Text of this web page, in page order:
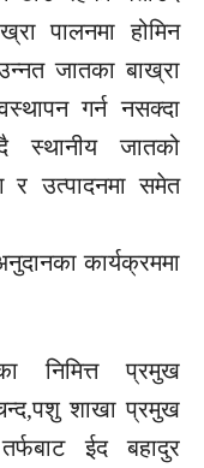
पालनमा होमिन
जातका बाख्रा
गर्न नसक्दा
स्थानीय जातको
र उत्पादनमा समेत
कार्यक्रममा
निमित्त प्रमुख
शाखा प्रमुख
ईद बहादुर